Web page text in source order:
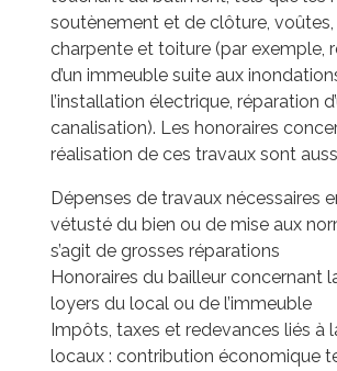
soutènement et de clôture, voûtes,
charpente et toiture (par exemple,
d’un immeuble suite aux
l’installation électrique, réparation
canalisation). Les honoraires
réalisation de ces travaux sont
Dépenses de travaux nécessaires
vétusté du bien ou de mise aux
s’agit de grosses réparations
Honoraires du bailleur concernant
loyers du local ou de l’immeuble
Impôts, taxes et redevances liés à
locaux : contribution économique